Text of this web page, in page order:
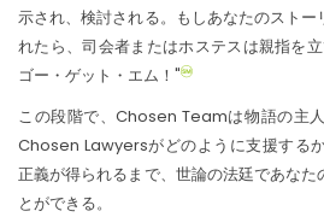
示され、検討される。もしあなたのスト
れたら、司会者またはホステスは親指を
ゴー・ゲット・エム！"
この段階で、Chosen Teamは物語の主
Chosen Lawyersがどのように支援するか
正義が得られるまで、世論の法廷であな
とができる。